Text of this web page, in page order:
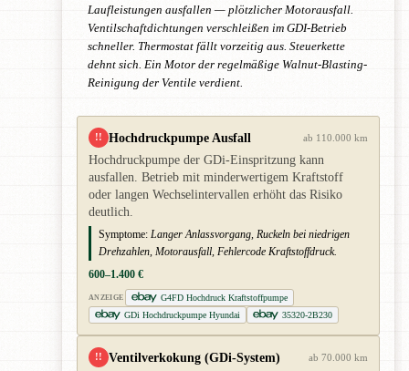
Laufleistungen ausfallen — plötzlicher Motorausfall.
Ventilschaftdichtungen verschleißen im GDI-Betrieb
schneller. Thermostat fällt vorzeitig aus. Steuerkette
dehnt sich. Ein Motor der regelmäßige Walnut-Blasting-
Reinigung der Ventile verdient.
!! Hochdruckpumpe Ausfall ab 110.000 km
Hochdruckpumpe der GDi-Einspritzung kann
ausfallen. Betrieb mit minderwertigem Kraftstoff
oder langen Wechselintervallen erhöht das Risiko
deutlich.
Symptome: Langer Anlassvorgang, Ruckeln bei niedrigen
Drehzahlen, Motorausfall, Fehlercode Kraftstoffdruck.
600–1.400 €
ANZEIGE
G4FD Hochdruck Kraftstoffpumpe
GDi Hochdruckpumpe Hyundai
35320-2B230
!! Ventilverkokung (GDi-System) ab 70.000 km